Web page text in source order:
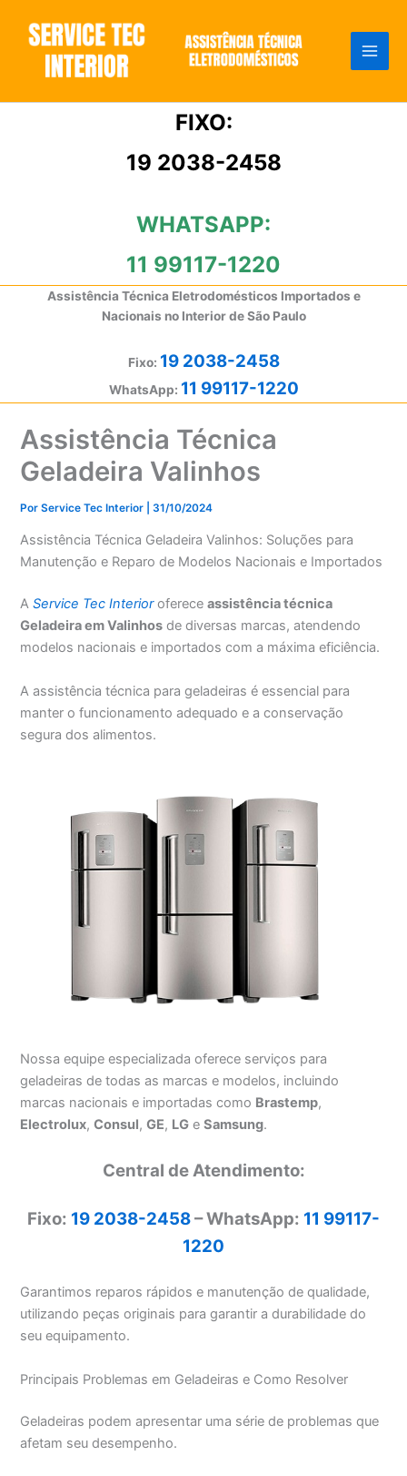
conteúdo
FIXO:
19 2038-2458
WHATSAPP:
11 99117-1220
Assistência Técnica Eletrodomésticos Importados e
Nacionais no Interior de São Paulo
Fixo: 19 2038-2458
WhatsApp: 11 99117-1220
Assistência Técnica
Geladeira Valinhos
PorService Tec Interior |31/10/2024
Assistência Técnica Geladeira Valinhos: Soluções para
Manutenção e Reparo de Modelos Nacionais e Importados
AService Tec Interiorofereceassistência técnica
Geladeira em Valinhos de diversas marcas, atendendo
modelos nacionais e importados com a máxima eficiência.
A assistência técnica para geladeiras é essencial para
manter o funcionamento adequado e a conservação
segura dos alimentos.
Nossa equipe especializada oferece serviços para
geladeiras de todas as marcas e modelos, incluindo
marcas nacionais e importadas como Brastemp,
Electrolux,Consul,GE, LG eSamsung.
Central de Atendimento:
Fixo: 19 2038-2458– WhatsApp: 11 99117-
1220
Garantimos reparos rápidos e manutenção de qualidade,
utilizando peças originais para garantir a durabilidade do
seu equipamento.
Principais Problemas em Geladeiras e Como Resolver
Geladeiras podem apresentar uma série de problemas que
afetam seu desempenho.